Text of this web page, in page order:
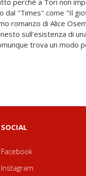
SOCIAL
Facebook
Instagram